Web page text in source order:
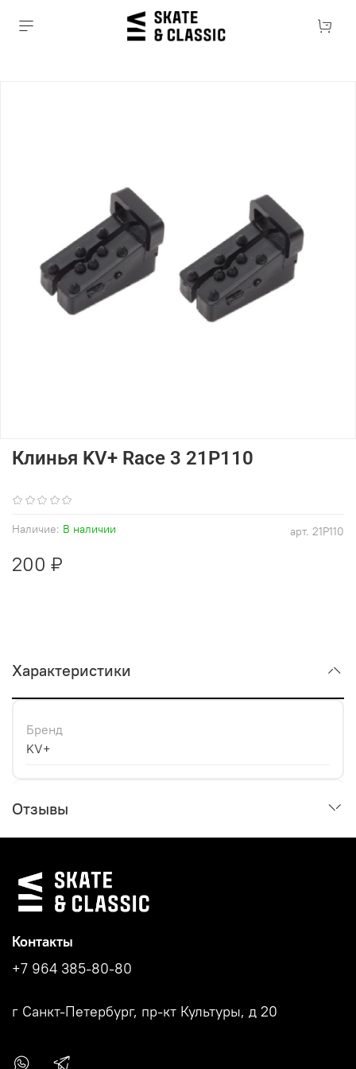
арт. 21P110
Наличие: В наличии
Клинья KV+ Race 3 21P110
200 ₽
Характеристики
Бренд
KV+
Отзывы
Контакты
+7 964 385-80-80
г Санкт-Петербург, пр-кт Культуры, д 20